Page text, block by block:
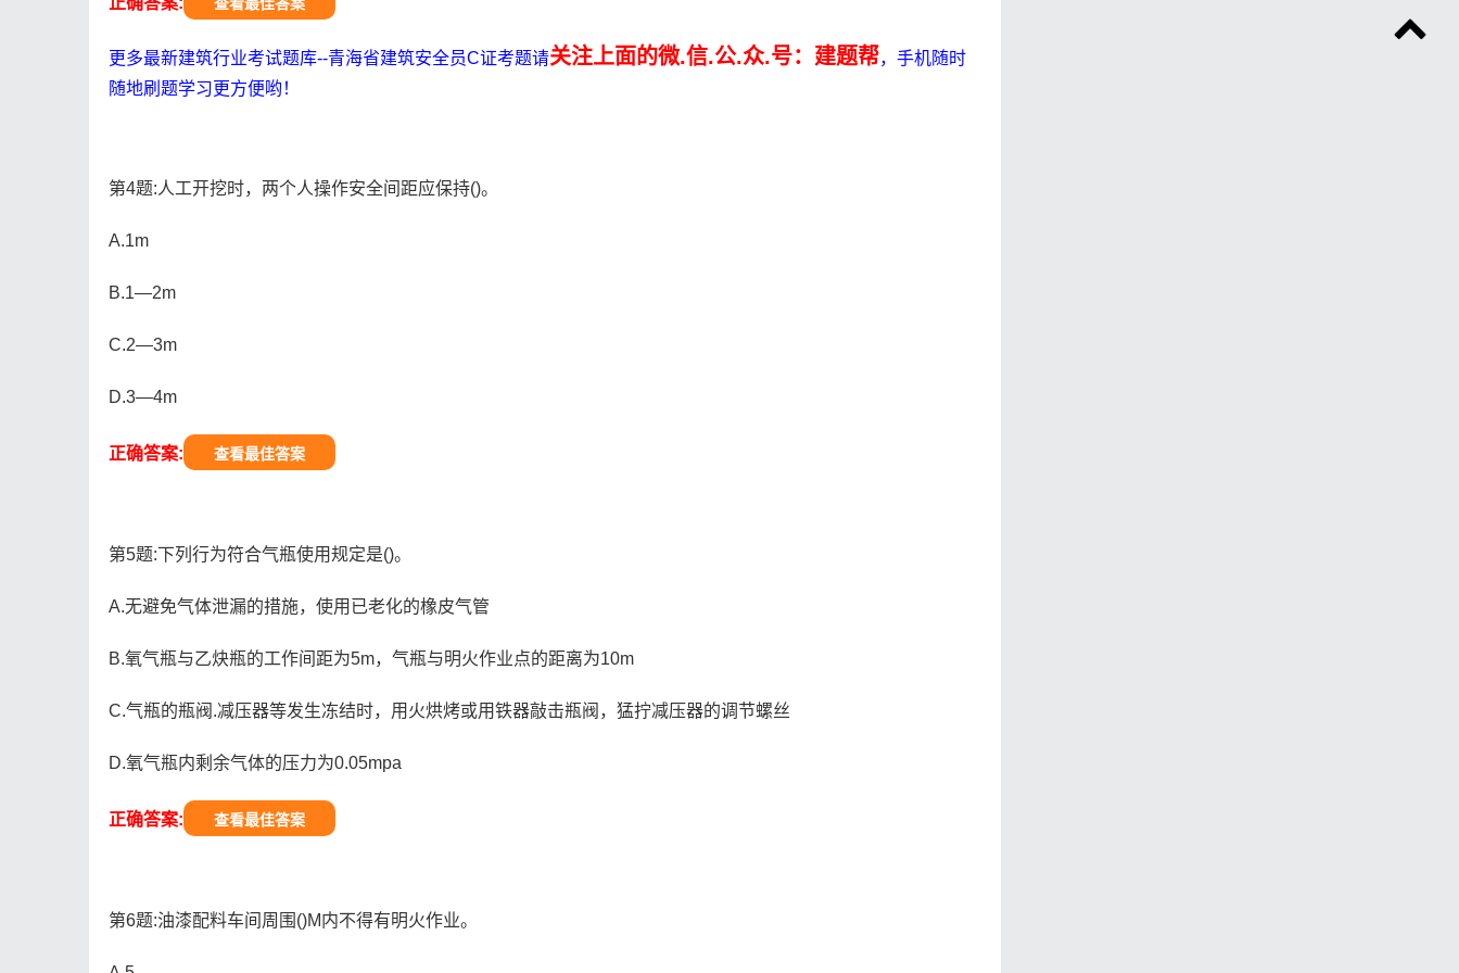
更多最新建筑行业考试题库--青海省建筑安全员C证考题请关注上面的微.信.公.众.号：建题帮，手机随时
随地刷题学习更方便哟！
第4题:人工开挖时，两个人操作安全间距应保持()。
A.1m
B.1—2m
C.2—3m
D.3—4m
正确答案: 查看最佳答案
第5题:下列行为符合气瓶使用规定是()。
A.无避免气体泄漏的措施，使用已老化的橡皮气管
B.氧气瓶与乙炔瓶的工作间距为5m，气瓶与明火作业点的距离为10m
C.气瓶的瓶阀.减压器等发生冻结时，用火烘烤或用铁器敲击瓶阀，猛拧减压器的调节螺丝
D.氧气瓶内剩余气体的压力为0.05mpa
正确答案: 查看最佳答案
第6题:油漆配料车间周围()M内不得有明火作业。